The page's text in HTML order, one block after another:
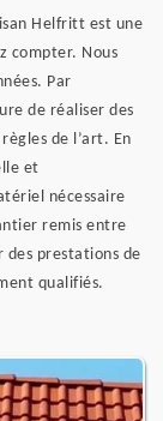
Helfritt est une
compter. Nous
Par
de réaliser des
de l’art. En
et
nécessaire
remis entre
des prestations de
qualifiés.